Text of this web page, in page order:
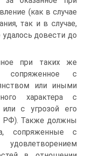
(как в случае
так и в случае,
удалось довести до
при таких же
сопряженное с
или иными
характера с
с угрозой его
РФ). Также должны
сопряженные с